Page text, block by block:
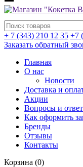
+ 7 (343) 210 12 35 +7
Заказать обратный
Главная
О нас
Новости
Доставка и
Акции
Вопросы и
Как оформить
Бренды
Отзывы
Контакты
Корзина (0)